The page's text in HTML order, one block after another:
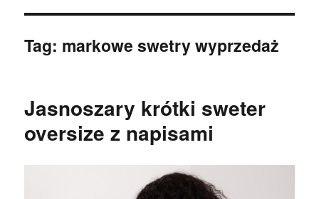
Tag: markowe swetry wyprzedaż
Jasnoszary krótki sweter
oversize z napisami